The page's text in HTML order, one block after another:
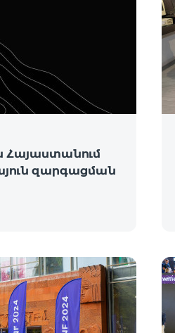
Հայաստանում
զարգացման